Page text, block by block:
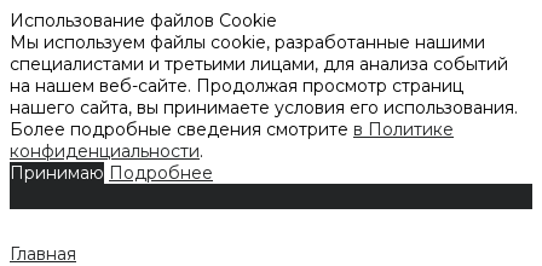
Использование файлов Cookie
Мы используем файлы cookie, разработанные нашими
специалистами и третьими лицами, для анализа событий
на нашем веб-сайте. Продолжая просмотр страниц
нашего сайта, вы принимаете условия его использования.
Более подробные сведения смотрите в Политике
конфиденциальности.
Принимаю Подробнее
Главная